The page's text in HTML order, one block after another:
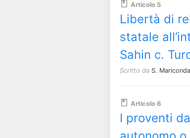
Articolo 5
Libertà di
statale
Sahin c.
Scritto da S. Mariconda
Articolo 6
I proventi